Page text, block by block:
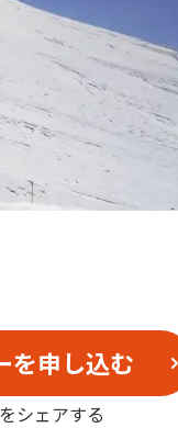
を申し込む
シェアする